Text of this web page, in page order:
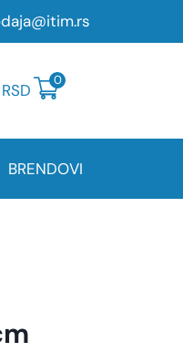
RSD
0
BRENDOVI